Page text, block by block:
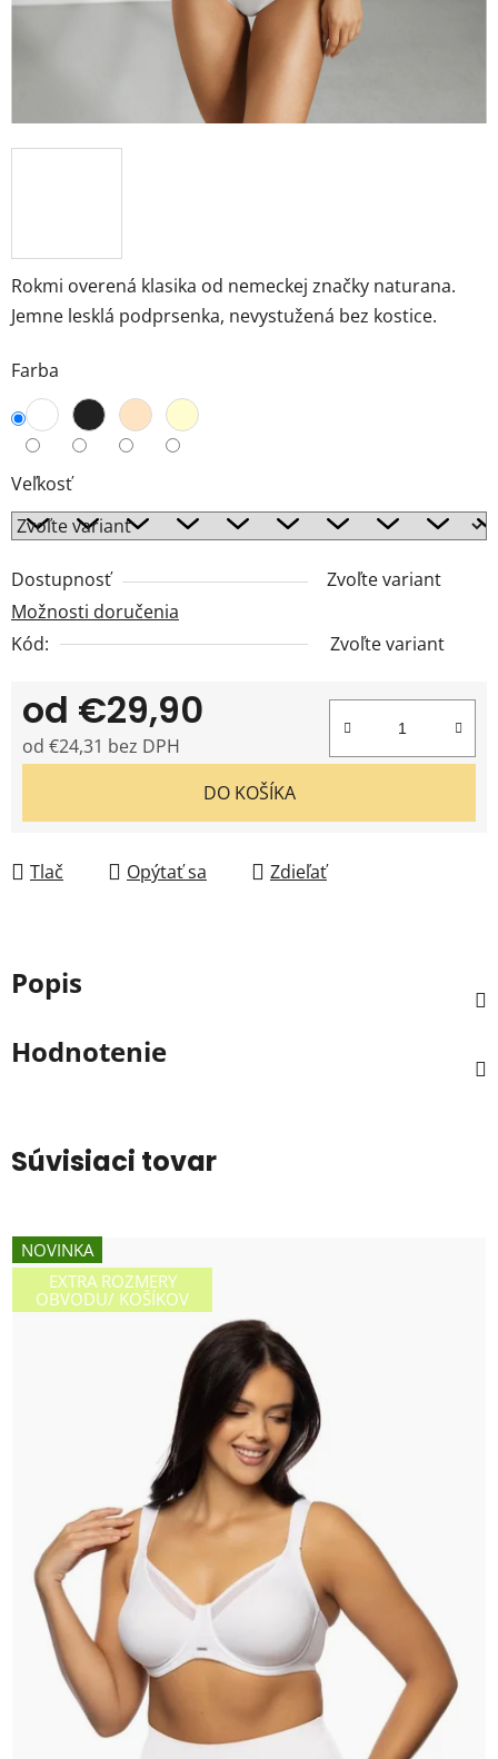
Rokmi overená klasika od nemeckej značky naturana.
Jemne lesklá podprsenka, nevystužená bez kostice.
Farba
Veľkosť
Dostupnosť
Zvoľte variant
Možnosti doručenia
Kód:
Zvoľte variant
od €29,90
od €24,31 bez DPH
DO KOŠÍKA
Tlač Opýtať sa Zdieľať
Popis
Hodnotenie
Súvisiaci tovar
NOVINKA
EXTRA ROZMERY
OBVODU/ KOŠÍKOV